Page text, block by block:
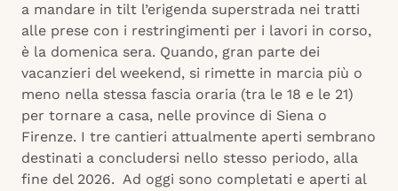
a mandare in tilt l’erigenda superstrada nei tratti
alle prese con i restringimenti per i lavori in corso,
è la domenica sera. Quando, gran parte dei
vacanzieri del weekend, si rimette in marcia più o
meno nella stessa fascia oraria (tra le 18 e le 21)
per tornare a casa, nelle province di Siena o
Firenze. I tre cantieri attualmente aperti sembrano
destinati a concludersi nello stesso periodo, alla
fine del 2026. Ad oggi sono completati e aperti al